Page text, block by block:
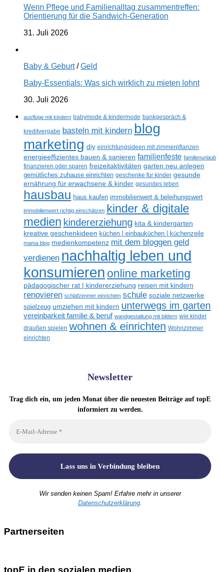
Wenn Pflege und Familienalltag zusammentreffen:
Orientierung für die Sandwich-Generation
31. Juli 2026
Baby & Geburt/Geld
Baby-Essentials: Was sich wirklich zu mieten lohnt
30. Juli 2026
ausflüge mit kindern babymode & kindermode bankgespräch &
kreditvergabe basteln mit kindern blog
marketing diy einrichtungsideen mit zimmerpflanzen
energieeffizientes bauen & sanieren familienfeste familienurlaub
finanzieren oder sparen freizeitaktivitäten garten neu anlegen
gemütliches zuhause einrichten geschenke für kinder gesunde
ernährung für erwachsene & kinder gesundes leben
hausbau haus kaufen immobilienwert & beleihungswert
immobilienwert richtig einschätzen kinder & digitale
medien kindererziehung kita & kindergarten
kreative geschenkideen küchen | einbauküchen | küchenzeile
mama blog medienkompetenz mit dem bloggen geld
verdienen nachhaltig leben und
konsumieren online marketing
pädagogischer rat | kindererziehung reisen mit kindern
renovieren schlafzimmer einrichten schule soziale netzwerke
spielzeug umziehen mit kindern unterwegs im garten
vereinbarkeit familie & beruf wandgestaltung mit bildern wie kinder
draußen spielen wohnen & einrichten Wohnzimmer
einrichten
Newsletter
Trag dich ein, um jeden Monat über die neuesten Beiträge auf topE
informiert zu werden.
Wir senden keinen Spam! Erfahre mehr in unserer
Datenschutzerklärung
Partnerseiten
topE in den sozialen medien